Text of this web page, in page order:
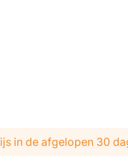
van de gekozen opties
in de afgelopen 30